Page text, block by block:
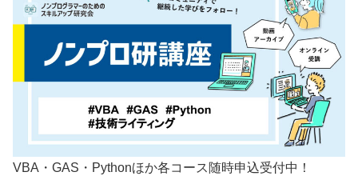
VBA・GAS・Pythonほか各コース随時申込受付中！